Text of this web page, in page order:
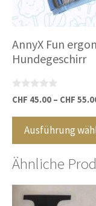
AnnyX Fun
Hundegeschirr
0
v
CHF 45.00 – CHF
Ausführung
Produktseite
werden
Ähnliche
Dieses